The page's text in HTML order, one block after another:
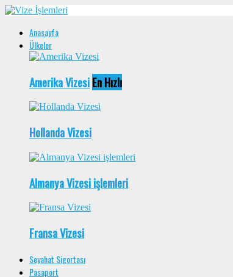
Anasayfa
Ülkeler
Amerika VizesiEn Hızlı
Hollanda Vizesi
Almanya Vizesi işlemleri
Fransa Vizesi
Seyahat Sigortası
Pasaport